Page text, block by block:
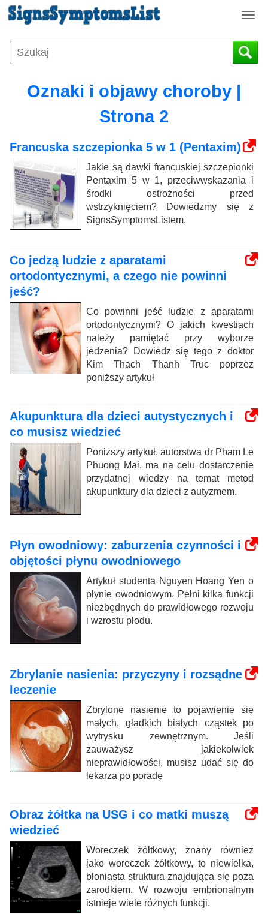
T
g
g
g
a
Oznaki i objawy choroby |
Strona 2
Francuska szczepionka 5 w 1 (Pentaxim)
Jakie są dawki francuskiej szczepionki
Pentaxim 5 w 1, przeciwwskazania i
środki ostrożności przed
wstrzyknięciem? Dowiedzmy się z
SignsSymptomsListem.
Co jedzą ludzie z aparatami
ortodontycznymi, a czego nie powinni
jeść?
Co powinni jeść ludzie z aparatami
ortodontycznymi? O jakich kwestiach
należy pamiętać przy wyborze
jedzenia? Dowiedz się tego z doktor
Kim Thach Thanh Truc poprzez
poniższy artykuł
Akupunktura dla dzieci autystycznych i
co musisz wiedzieć
Poniższy artykuł, autorstwa dr Pham Le
Phuong Mai, ma na celu dostarczenie
przydatnej wiedzy na temat metod
akupunktury dla dzieci z autyzmem.
Płyn owodniowy: zaburzenia czynności i
objętości płynu owodniowego
Artykuł studenta Nguyen Hoang Yen o
płynie owodniowym. Pełni kilka funkcji
niezbędnych do prawidłowego rozwoju
i wzrostu płodu.
Zbrylanie nasienia: przyczyny i rozsądne
leczenie
Zbrylone nasienie to pojawienie się
małych, gładkich białych cząstek po
wytrysku zewnętrznym. Jeśli
zauważysz jakiekolwiek
nieprawidłowości, musisz udać się do
lekarza po poradę
Obraz żółtka na USG i co matki muszą
wiedzieć
Woreczek żółtkowy, znany również
jako woreczek żółtkowy, to niewielka,
błoniasta struktura znajdująca się poza
zarodkiem. W rozwoju embrionalnym
istnieje wiele różnych funkcji.